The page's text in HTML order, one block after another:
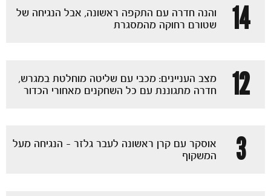
14
והנה חדרה עם התקפה ראשונה, אבל הנגיחה של
שטורם רחוקה מהמסגרת
12
מצב העניינים: מכבי עם שליטה מוחלטת במגרש,
חדרה מתגוננת עם כל השחקנים מאחורי הכדור
3
אוסקר עם קרן ראשונה לעבר גלזר - הנגיחה מעל
המשקוף